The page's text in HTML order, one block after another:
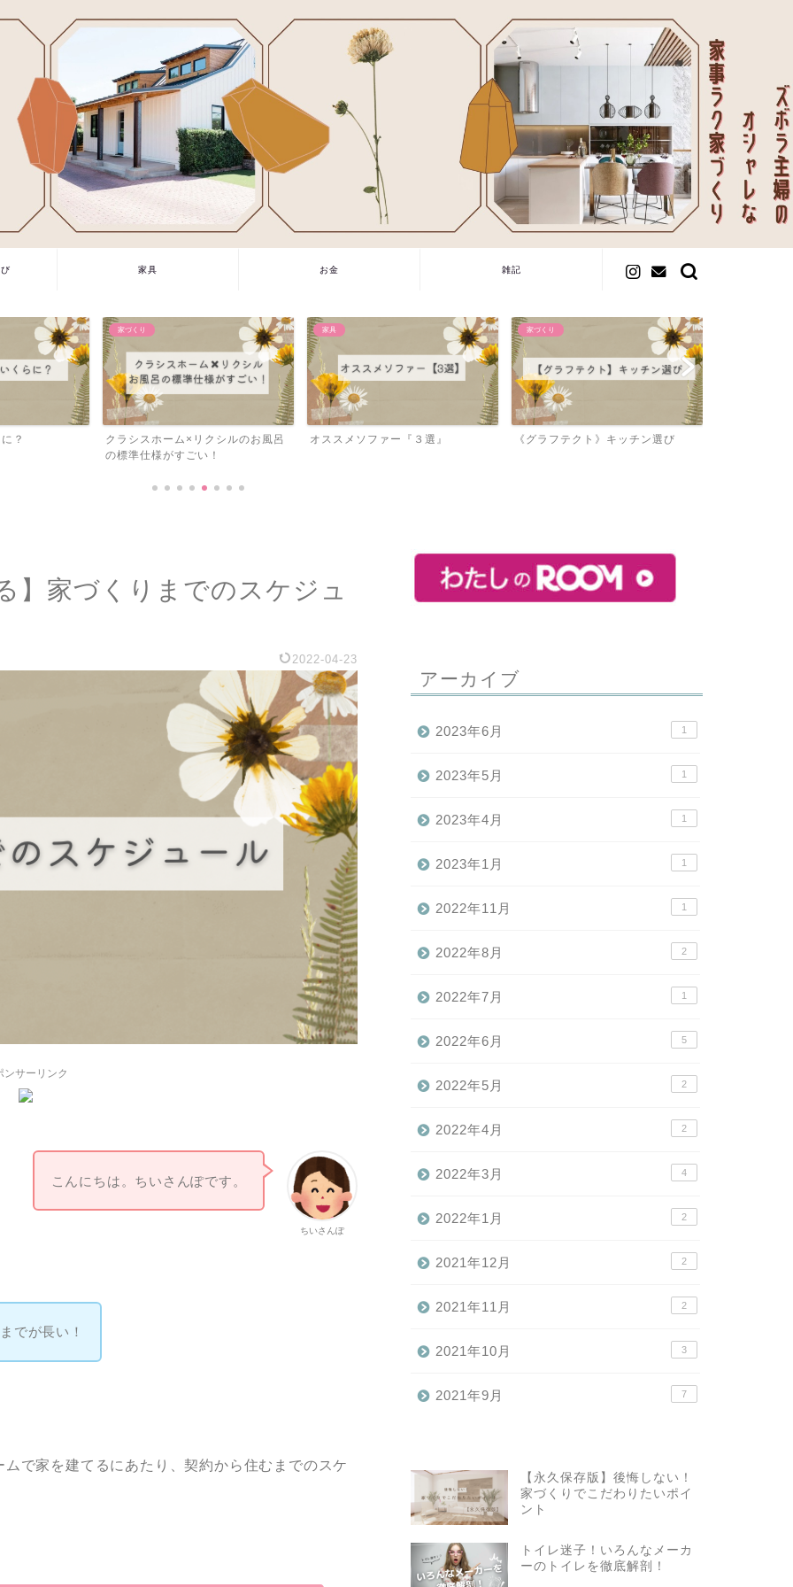
家具 お金 雑記
シルのお風呂
家具
オススメソファー『３選』
家づくり
《グラフテクト》キッチン選び
家具
憧れの高級家具をお得に買う方法
】家づくりまでのスケジュ
2022-04-23
ンサーリンク
ちいさんぽ
こんにちは。ちいさんぽです。
でが長い！
で家を建てるにあたり、契約から住むまでのスケ
アーカイブ
2023年6月 1
2023年5月 1
2023年4月 1
2023年1月 1
2022年11月 1
2022年8月 2
2022年7月 1
2022年6月 5
2022年5月 2
2022年4月 2
2022年3月 4
2022年1月 2
2021年12月 2
2021年11月 2
2021年10月 3
2021年9月 7
【永久保存版】後悔しない！
家づくりでこだわりたいポイ
ント
トイレ迷子！いろんなメーカ
ーのトイレを徹底解剖！